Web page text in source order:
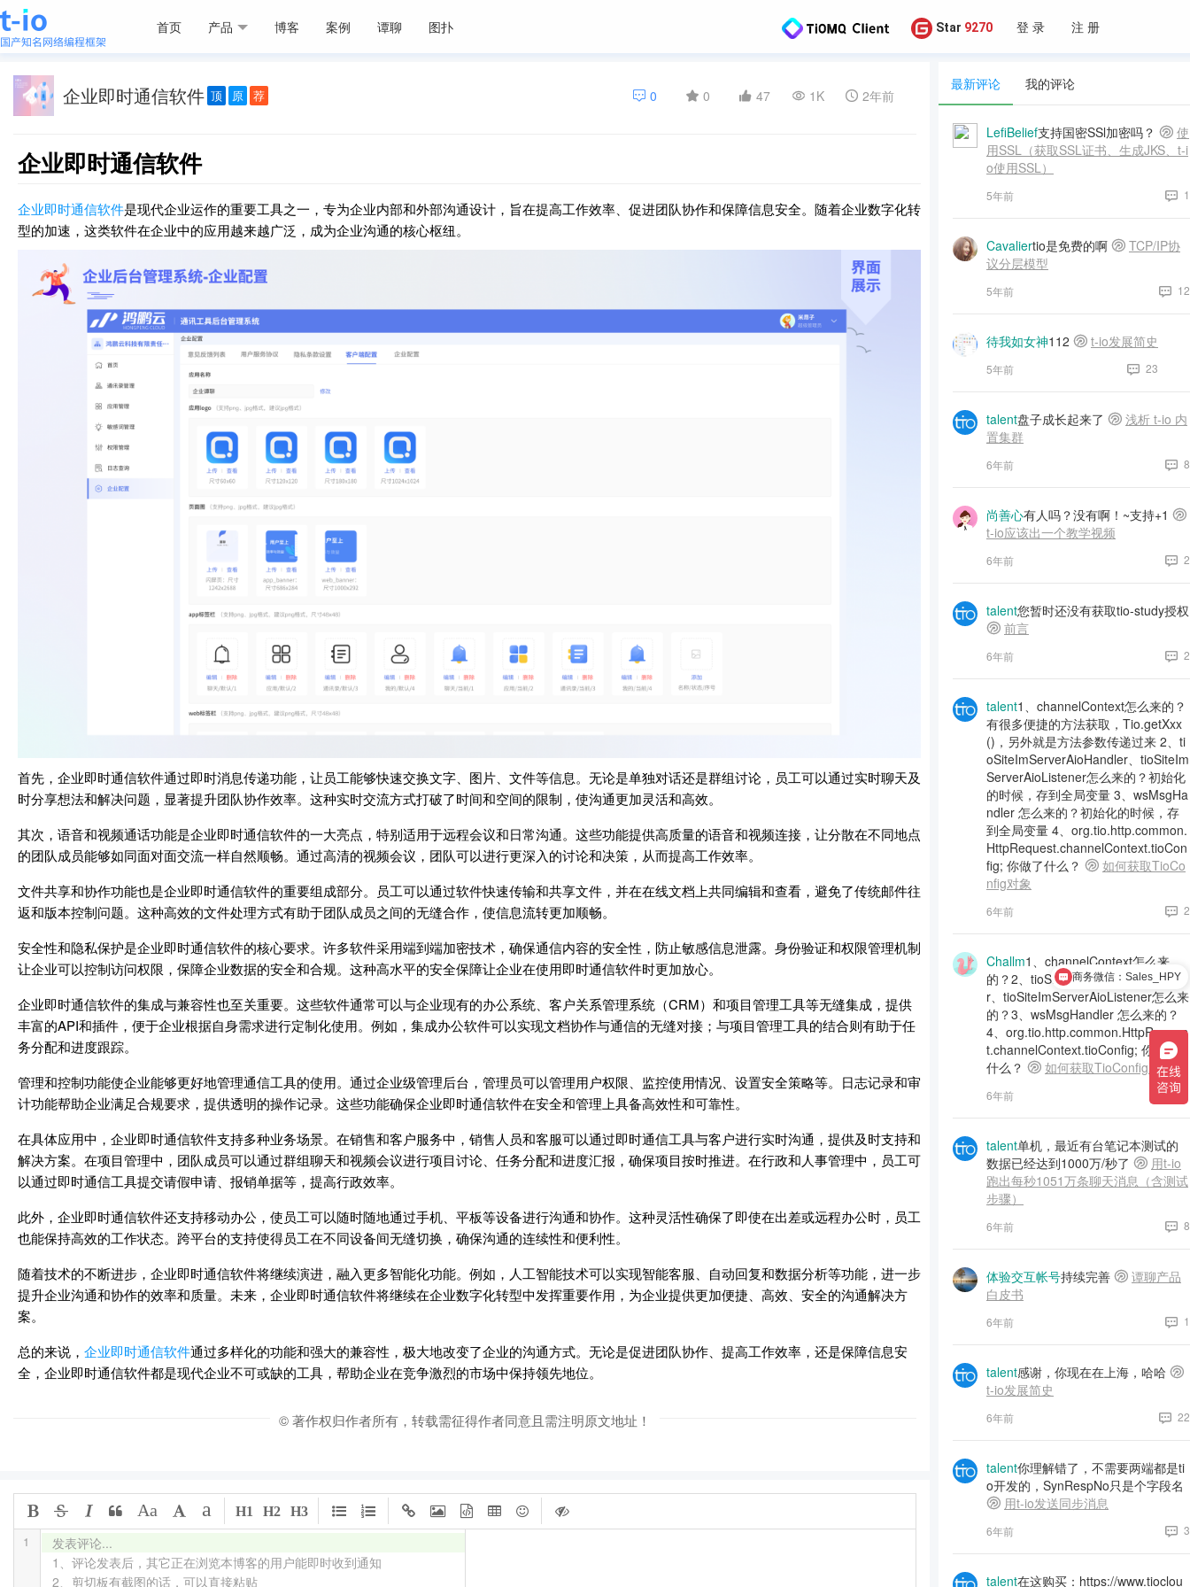
首页 产品 博客 案例 谭聊 图扑 Star 9270 登 录 注 册
企业即时通信软件 顶 原 荐 0 0 47 1K 2年前
企业即时通信软件
企业即时通信软件是现代企业运作的重要工具之一，专为企业内部和外部沟通设计，旨在提高工作效率、促进团队协作和保障信息安全。随着企业数字化转
型的加速，这类软件在企业中的应用越来越广泛，成为企业沟通的核心枢纽。
首先，企业即时通信软件通过即时消息传递功能，让员工能够快速交换文字、图片、文件等信息。无论是单独对话还是群组讨论，员工可以通过实时聊天及
时分享想法和解决问题，显著提升团队协作效率。这种实时交流方式打破了时间和空间的限制，使沟通更加灵活和高效。
其次，语音和视频通话功能是企业即时通信软件的一大亮点，特别适用于远程会议和日常沟通。这些功能提供高质量的语音和视频连接，让分散在不同地点
的团队成员能够如同面对面交流一样自然顺畅。通过高清的视频会议，团队可以进行更深入的讨论和决策，从而提高工作效率。
文件共享和协作功能也是企业即时通信软件的重要组成部分。员工可以通过软件快速传输和共享文件，并在在线文档上共同编辑和查看，避免了传统邮件往
返和版本控制问题。这种高效的文件处理方式有助于团队成员之间的无缝合作，使信息流转更加顺畅。
安全性和隐私保护是企业即时通信软件的核心要求。许多软件采用端到端加密技术，确保通信内容的安全性，防止敏感信息泄露。身份验证和权限管理机制
让企业可以控制访问权限，保障企业数据的安全和合规。这种高水平的安全保障让企业在使用即时通信软件时更加放心。
企业即时通信软件的集成与兼容性也至关重要。这些软件通常可以与企业现有的办公系统、客户关系管理系统（CRM）和项目管理工具等无缝集成，提供
丰富的API和插件，便于企业根据自身需求进行定制化使用。例如，集成办公软件可以实现文档协作与通信的无缝对接；与项目管理工具的结合则有助于任
务分配和进度跟踪。
管理和控制功能使企业能够更好地管理通信工具的使用。通过企业级管理后台，管理员可以管理用户权限、监控使用情况、设置安全策略等。日志记录和审
计功能帮助企业满足合规要求，提供透明的操作记录。这些功能确保企业即时通信软件在安全和管理上具备高效性和可靠性。
在具体应用中，企业即时通信软件支持多种业务场景。在销售和客户服务中，销售人员和客服可以通过即时通信工具与客户进行实时沟通，提供及时支持和
解决方案。在项目管理中，团队成员可以通过群组聊天和视频会议进行项目讨论、任务分配和进度汇报，确保项目按时推进。在行政和人事管理中，员工可
以通过即时通信工具提交请假申请、报销单据等，提高行政效率。
此外，企业即时通信软件还支持移动办公，使员工可以随时随地通过手机、平板等设备进行沟通和协作。这种灵活性确保了即使在出差或远程办公时，员工
也能保持高效的工作状态。跨平台的支持使得员工在不同设备间无缝切换，确保沟通的连续性和便利性。
随着技术的不断进步，企业即时通信软件将继续演进，融入更多智能化功能。例如，人工智能技术可以实现智能客服、自动回复和数据分析等功能，进一步
提升企业沟通和协作的效率和质量。未来，企业即时通信软件将继续在企业数字化转型中发挥重要作用，为企业提供更加便捷、高效、安全的沟通解决方
案。
总的来说， 企业即时通信软件通过多样化的功能和强大的兼容性，极大地改变了企业的沟通方式。无论是促进团队协作、提高工作效率，还是保障信息安
全，企业即时通信软件都是现代企业不可或缺的工具，帮助企业在竞争激烈的市场中保持领先地位。
© 著作权归作者所有，转载需征得作者同意且需注明原文地址！
发表评论...
1、评论发表后，其它正在浏览本博客的用户能即时收到通知
2、剪切板有截图的话，可以直接粘贴
1
Aa a H1 H2 H3
最新评论 我的评论
LefiBelief支持国密SSl加密吗？
使
用SSL（获取SSL证书、生成JKS、t-i
o使用SSL）
5年前 1
Cavaliertio是免费的啊
TCP/IP协
议分层模型
5年前 12
待我如女神112 t-io发展简史
5年前 23
talent盘子成长起来了
浅析 t-io 内
置集群
6年前 8
尚善心有人吗？没有啊！~支持+1
t-io应该出一个教学视频
6年前 2
talent您暂时还没有获取tio-study授权
前言
6年前 2
talent1、channelContext怎么来的？
有很多便捷的方法获取，Tio.getXxx
()，另外就是方法参数传递过来 2、ti
oSiteImServerAioHandler、tioSiteIm
ServerAioListener怎么来的？初始化
的时候，存到全局变量 3、wsMsgHa
ndler 怎么来的？初始化的时候，存
到全局变量 4、org.tio.http.common.
HttpRequest.channelContext.tioCon
fig; 你做了什么？
如何获取TioCo
nfig对象
6年前 2
Challm1、channelContext怎么来
的？2、tioSiteImServerAioHandle
r、tioSiteImServerAioListener怎么来
的？3、wsMsgHandler 怎么来的？
4、org.tio.http.common.HttpReques
t.channelContext.tioConfig; 你做了
什么？
如何获取TioConfig对象
6年前
talent单机，最近有台笔记本测试的
数据已经达到1000万/秒了
用t-io
跑出每秒1051万条聊天消息（含测试
步骤）
6年前 8
体验交互帐号持续完善
谭聊产品
白皮书
6年前 1
talent感谢，你现在在上海，哈哈
t-io发展简史
6年前 22
talent你理解错了，不需要两端都是ti
o开发的，SynRespNo只是个字段名
用t-io发送同步消息
6年前 3
talent在这购买：https://www.tioclou
商务微信：Sales_HPY